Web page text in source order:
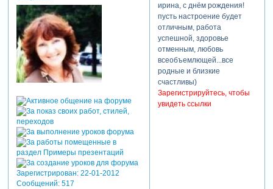
Зарегистрирован: 22-01-2012
Сообщений:517
ирина, с днём рождения!
пусть настроение будет
отличным, работа
успешной, здоровье
отменным, любовь
всеобъемлющей...все
родные и близкие
счастливы)
Зарегистрируйтесь, чтобы
увидеть ссылки